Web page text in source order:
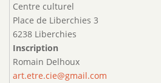
Centre culturel
Place de Liberchies 3
6238 Liberchies
Inscription
Romain Delhoux
art.etre.cie@gmail.com